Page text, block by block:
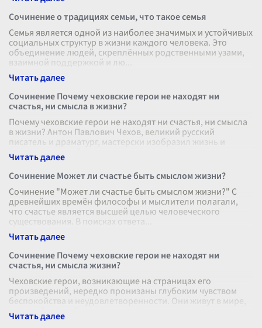
Сочинение о традициях семьи, что такое семья
Семья является одной из наиболее значимых и устойчивых
социальных структур в жизни каждого человека. Это
объединение людей, скреплённых родственными узами,
взаимной поддержкой и лю
Сочинение Почему чеховские герои не находят ни
счастья, ни смысла в жизни?
Почему чеховские герои не находят ни счастья, ни смысла
в жизни? Антон Павлович Чехов, великий русский
писатель и драматург, мастерски изобразил жизнь и
страдания людей своего вре
Сочинение Может ли счастье быть смыслом жизни?
Сочинение "Может ли счастье быть смыслом жизни?" С
древнейших времён философы и мыслители полагали,
что счастье является высшей целью человеческого
существования. В поисках ответа
Сочинение Почему чеховские герои не находят ни
счастья, ни смысла жизни?
Чеховские герои, возникающие на страницах его
произведений, нередко пронизаны глубоким чувством
беспокойства и неудовлетворенности. Они живут в мире,
который вроде бы им уже знаком